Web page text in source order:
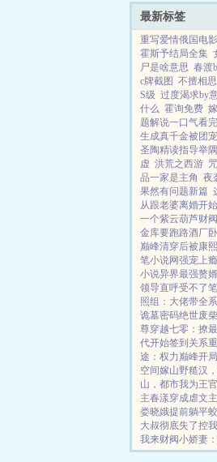
最新标签
重写爱情俄国电
霍斯予结局全集
尸是啥意思 春渡
c牌截图 不擅相
S级 过度渴求by
什么 霍询免费
题解说一口气看完
生成真千金被团
圣陶精读指导举隅
虚 洪荒之西游
品一家是主角 夜
果然有问题新篇
从跟老婆离婚开始
一个紫云葫芦财
金库要跑路酒厂
巅峰清穿后被康
笔小说网强宠上
小说异界最强赘婿
领导直呼受不了
照组：大佬带全
诡墓密码绝世废
尊穿越七零：撩
代开始签到关系
途：权力巅峰开
空间嫁山野糙汉
山，都市我为王
主春漾穿成虐文
娄晓娥提前躺平
大叔彻底失了控
我来财阀小娇妻